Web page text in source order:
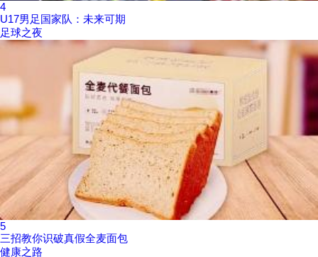
4
U17男足国家队：未来可期
足球之夜
5
三招教你识破真假全麦面包
健康之路